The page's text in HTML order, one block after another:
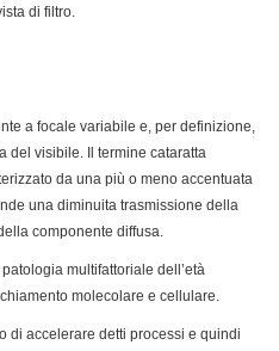
di filtro.
a focale variabile e, per definizione,
del visibile. Il termine cataratta
da una più o meno accentuata
una diminuita trasmissione della
componente diffusa.
multifattoriale dell’età
molecolare e cellulare.
di accelerare detti processi e quindi